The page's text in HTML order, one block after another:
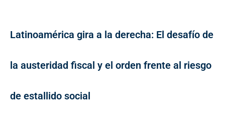
Latinoamérica gira a la derecha: El desafío de
la austeridad fiscal y el orden frente al riesgo
de estallido social